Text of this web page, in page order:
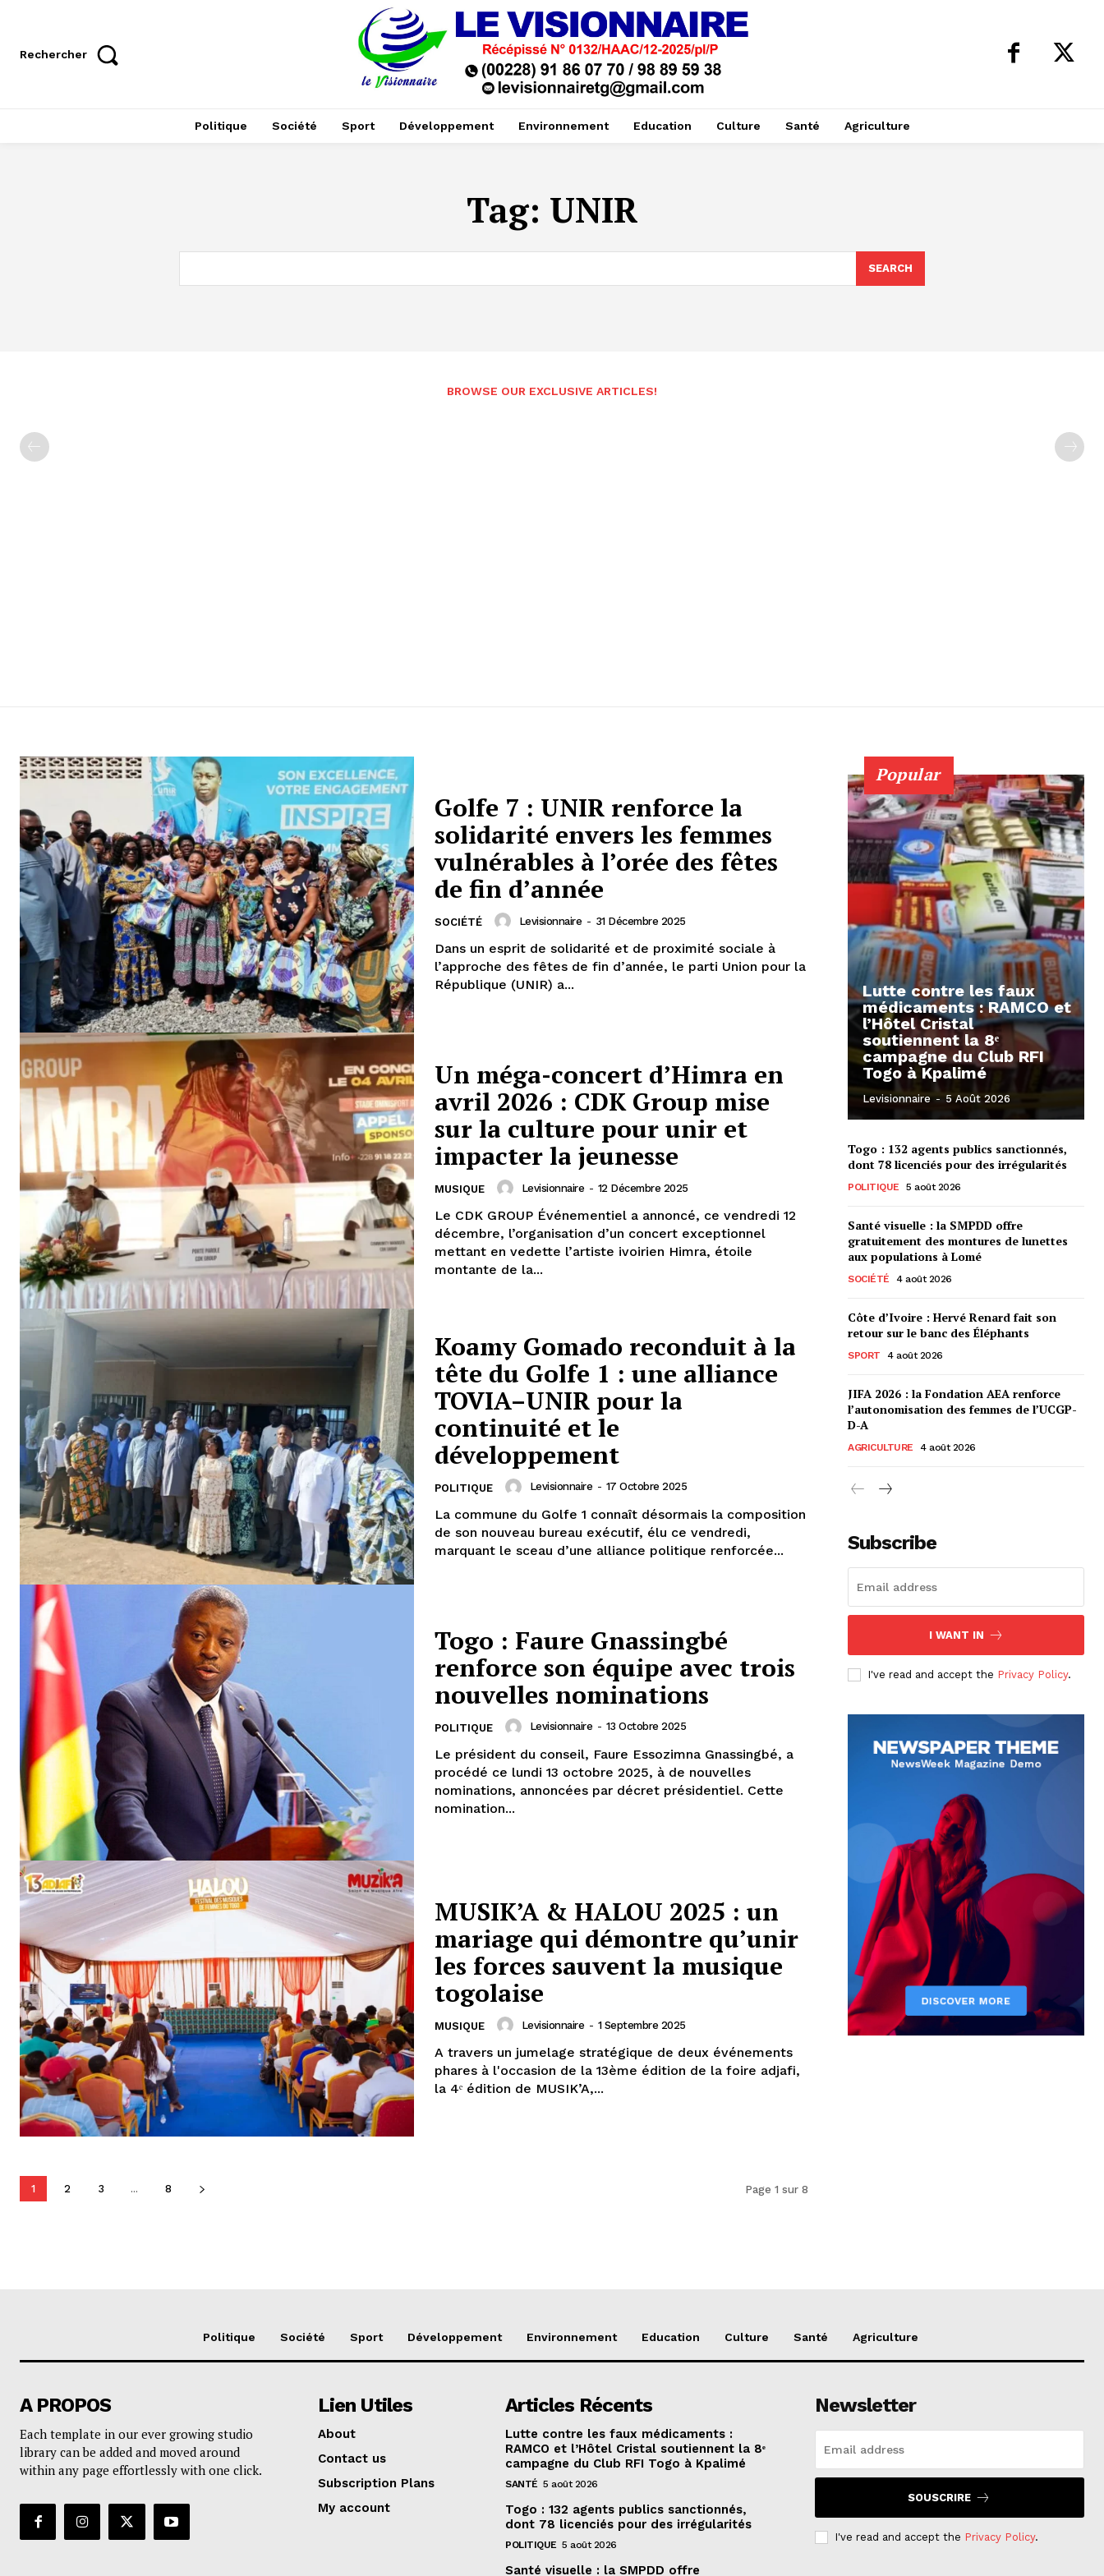
Rechercher
Politique Société Sport Développement Environnement Education Culture Santé Agriculture
Tag: UNIR
SEARCH
BROWSE OUR EXCLUSIVE ARTICLES!
Golfe 7 : UNIR renforce la
solidarité envers les femmes
vulnérables à l’orée des fêtes
de fin d’année
SOCIÉTÉ Levisionnaire - 31 Décembre 2025
Dans un esprit de solidarité et de proximité sociale à
l’approche des fêtes de fin d’année, le parti Union pour la
République (UNIR) a...
Un méga-concert d’Himra en
avril 2026 : CDK Group mise
sur la culture pour unir et
impacter la jeunesse
MUSIQUE Levisionnaire - 12 Décembre 2025
Le CDK GROUP Événementiel a annoncé, ce vendredi 12
décembre, l’organisation d’un concert exceptionnel
mettant en vedette l’artiste ivoirien Himra, étoile
montante de la...
Koamy Gomado reconduit à la
tête du Golfe 1 : une alliance
TOVIA–UNIR pour la
continuité et le
développement
POLITIQUE Levisionnaire - 17 Octobre 2025
La commune du Golfe 1 connaît désormais la composition
de son nouveau bureau exécutif, élu ce vendredi,
marquant le sceau d’une alliance politique renforcée...
Togo : Faure Gnassingbé
renforce son équipe avec trois
nouvelles nominations
POLITIQUE Levisionnaire - 13 Octobre 2025
Le président du conseil, Faure Essozimna Gnassingbé, a
procédé ce lundi 13 octobre 2025, à de nouvelles
nominations, annoncées par décret présidentiel. Cette
nomination...
MUSIK’A & HALOU 2025 : un
mariage qui démontre qu’unir
les forces sauvent la musique
togolaise
MUSIQUE Levisionnaire - 1 Septembre 2025
A travers un jumelage stratégique de deux événements
phares à l'occasion de la 13ème édition de la foire adjafi,
la 4ᵉ édition de MUSIK’A,...
1 2 3 ... 8 Page 1 sur 8
Popular
Lutte contre les faux
médicaments : RAMCO et
l’Hôtel Cristal
soutiennent la 8ᵉ
campagne du Club RFI
Togo à Kpalimé
Levisionnaire - 5 Août 2026
Togo : 132 agents publics sanctionnés,
dont 78 licenciés pour des irrégularités
POLITIQUE 5 août 2026
Santé visuelle : la SMPDD offre
gratuitement des montures de lunettes
aux populations à Lomé
SOCIÉTÉ 4 août 2026
Côte d’Ivoire : Hervé Renard fait son
retour sur le banc des Éléphants
SPORT 4 août 2026
JIFA 2026 : la Fondation AEA renforce
l’autonomisation des femmes de l’UCGP-
D-A
AGRICULTURE 4 août 2026
Subscribe
I WANT IN
I've read and accept the Privacy Policy.
Politique Société Sport Développement Environnement Education Culture Santé Agriculture
A PROPOS
Each template in our ever growing studio
library can be added and moved around
within any page effortlessly with one click.
Lien Utiles
About
Contact us
Subscription Plans
My account
Articles Récents
Lutte contre les faux médicaments :
RAMCO et l’Hôtel Cristal soutiennent la 8ᵉ
campagne du Club RFI Togo à Kpalimé
SANTÉ 5 août 2026
Togo : 132 agents publics sanctionnés,
dont 78 licenciés pour des irrégularités
POLITIQUE 5 août 2026
Santé visuelle : la SMPDD offre
Newsletter
SOUSCRIRE
I've read and accept the Privacy Policy.